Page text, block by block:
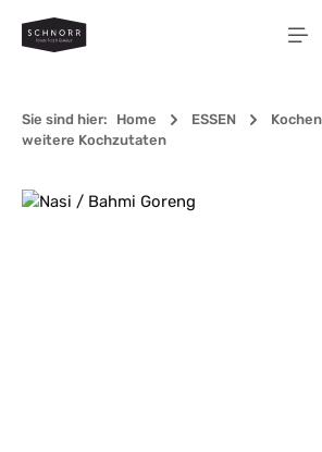
Zum Hauptinhalt springen
Sie sind hier: Home ESSEN
Kochen
weitere Kochzutaten
Bildergalerie überspringen